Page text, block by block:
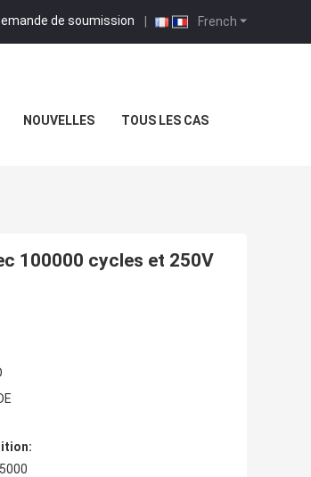
French
de soumission |
NOUVELLES TOUS LES CAS
100000 cycles et 250V
5000